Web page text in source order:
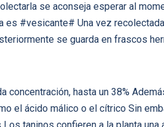
se aconseja esperar al
#vesicante# Una vez
se guarda en frascos
concentración, hasta un 38%
el ácido málico o el cítrico Sin